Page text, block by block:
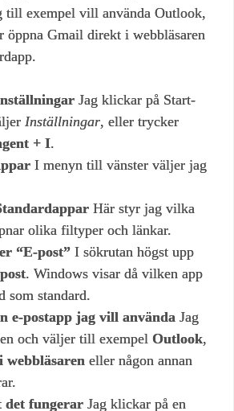
till exempel vill använda Outlook,
öppna Gmail direkt i webbläsaren
Jag klickar på Start-
Inställningar, eller trycker
+ I.
I menyn till vänster väljer jag
Här styr jag vilka
olika filtyper och länkar.
“E‑post” I sökrutan högst upp
. Windows visar då vilken app
som standard.
e‑postapp jag vill använda Jag
och väljer till exempel Outlook,
webbläsaren eller någon annan
det fungerar Jag klickar på en